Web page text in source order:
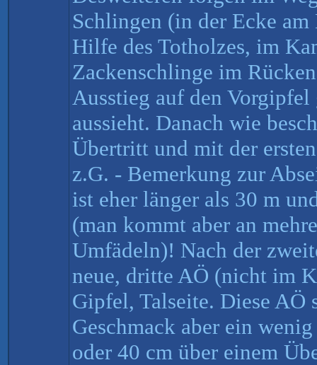
Schlingen (in der Ecke
Hilfe des Totholzes, im
Zackenschlinge im
Ausstieg auf den Vorgipfel
aussieht. Danach wie
Übertritt und mit der
z.G. - Bemerkung zur
ist eher länger als 30 m
(man kommt aber an
Umfädeln)! Nach der
neue, dritte AÖ (nicht im
Gipfel, Talseite. Diese AÖ
Geschmack aber ein
oder 40 cm über einem